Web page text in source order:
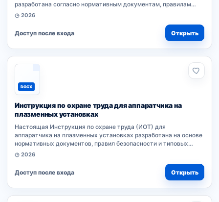
разработана согласно нормативным документам, правилам
безопасности и типовым требованиям к профессии. Документ
◷ 2026
Доступ после входа Открыть
DOCX
Инструкция по охране труда для аппаратчика на
плазменных установках
Настоящая Инструкция по охране труда (ИОТ) для
аппаратчика на плазменных установках разработана на основе
нормативных документов, правил безопасности и типовых
требований к профессии. Документ устанавливает обязанности
◷ 2026
Доступ после входа Открыть